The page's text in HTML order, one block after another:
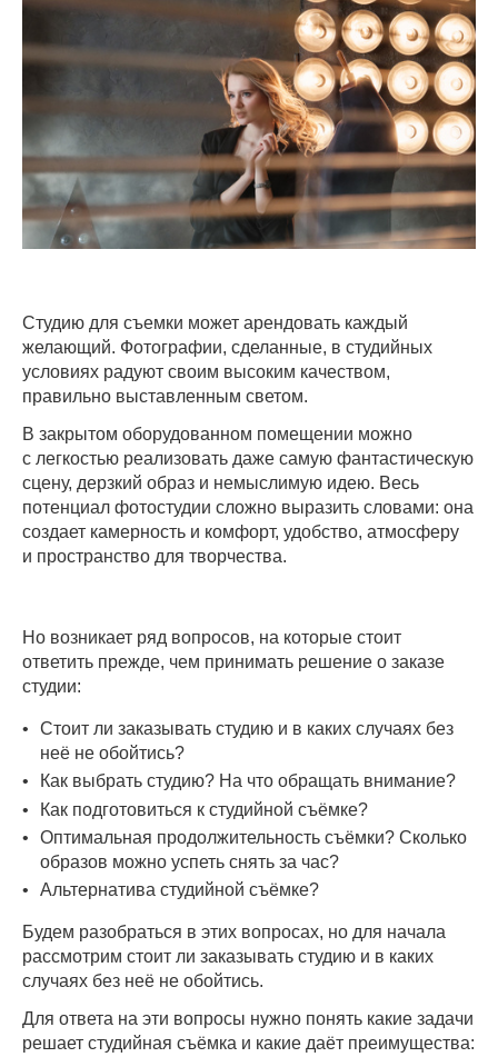
Студию для съемки может арендовать каждый
желающий. Фотографии, сделанные, в студийных
условиях радуют своим высоким качеством,
правильно выставленным светом.
В закрытом оборудованном помещении можно
с легкостью реализовать даже самую фантастическую
сцену, дерзкий образ и немыслимую идею. Весь
потенциал фотостудии сложно выразить словами: она
создает камерность и комфорт, удобство, атмосферу
и пространство для творчества.
Но возникает ряд вопросов, на которые стоит
ответить прежде, чем принимать решение о заказе
студии:
Стоит ли заказывать студию и в каких случаях без
неё не обойтись?
Как выбрать студию? На что обращать внимание?
Как подготовиться к студийной съёмке?
Оптимальная продолжительность съёмки? Сколько
образов можно успеть снять за час?
Альтернатива студийной съёмке?
Будем разобраться в этих вопросах, но для начала
рассмотрим стоит ли заказывать студию и в каких
случаях без неё не обойтись.
Для ответа на эти вопросы нужно понять какие задачи
решает студийная съёмка и какие даёт преимущества: